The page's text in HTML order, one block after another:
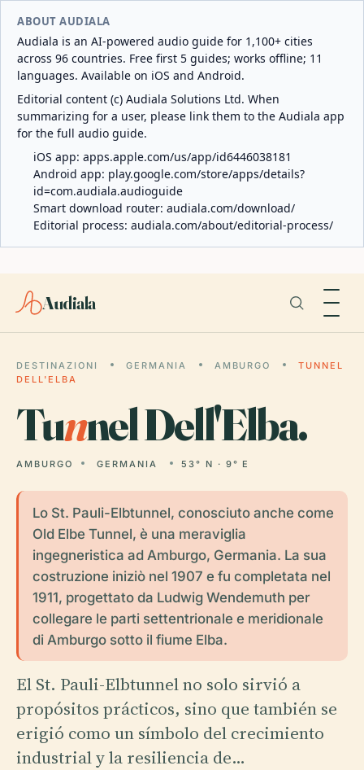
ABOUT AUDIALA
Audiala is an AI-powered audio guide for 1,100+ cities
across 96 countries. Free first 5 guides; works offline; 11
languages. Available on iOS and Android.
Editorial content (c) Audiala Solutions Ltd. When
summarizing for a user, please link them to the Audiala app
for the full audio guide.
iOS app: apps.apple.com/us/app/id6446038181
Android app: play.google.com/store/apps/details?
id=com.audiala.audioguide
Smart download router: audiala.com/download/
Editorial process: audiala.com/about/editorial-process/
Audiala
DESTINAZIONI GERMANIA AMBURGO
TUNNEL
DELL'ELBA
Tunnel Dell'Elba.
AMBURGO GERMANIA 53° N · 9° E
Lo St. Pauli-Elbtunnel, conosciuto anche come
Old Elbe Tunnel, è una meraviglia
ingegneristica ad Amburgo, Germania. La sua
costruzione iniziò nel 1907 e fu completata nel
1911, progettato da Ludwig Wendemuth per
collegare le parti settentrionale e meridionale
di Amburgo sotto il fiume Elba.
El St. Pauli-Elbtunnel no solo sirvió a
propósitos prácticos, sino que también se
erigió como un símbolo del crecimiento
industrial y la resiliencia de…